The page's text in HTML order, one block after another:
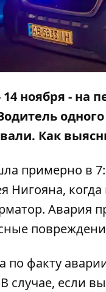
ноября - на
Как
примерно в
Нигояна,
. Авария
по факту
случае, если